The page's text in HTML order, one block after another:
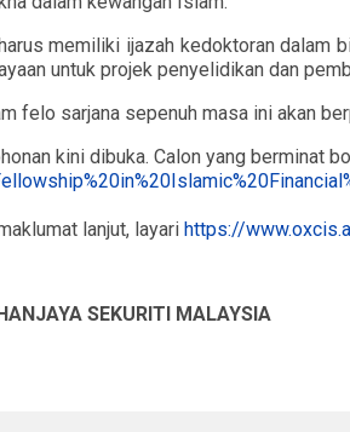
memiliki ijazah kedoktoran dalam
untuk projek penyelidikan dan
felo sarjana sepenuh masa ini akan
kini dibuka. Calon yang berminat
lanjut, layari https://
SEKURITI MALAYSIA